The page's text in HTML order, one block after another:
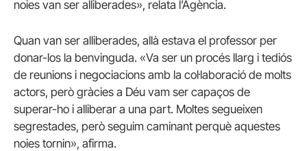
noies van ser alliberades», relata l’Agència.
Quan van ser alliberades, allà estava el professor per
donar-los la benvinguda. «Va ser un procés llarg i tediós
de reunions i negociacions amb la col·laboració de molts
actors, però gràcies a Déu vam ser capaços de
superar-ho i alliberar a una part. Moltes segueixen
segrestades, però seguim caminant perquè aquestes
noies tornin», afirma.